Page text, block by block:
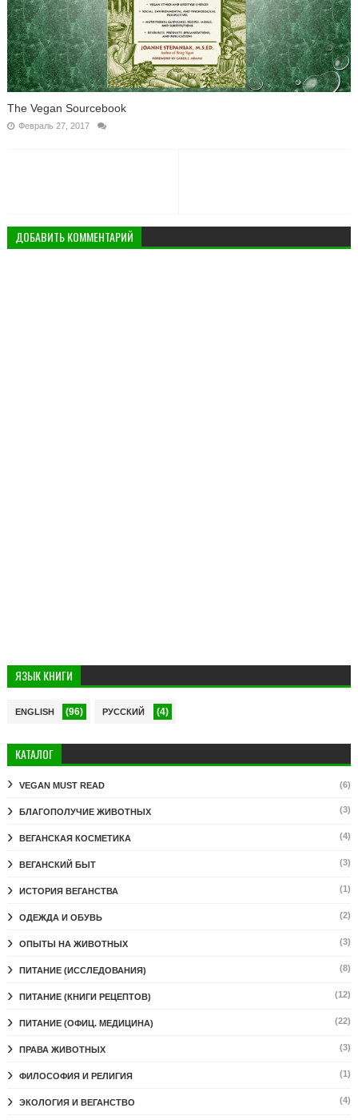
The Vegan Sourcebook
Февраль 27, 2017
ДОБАВИТЬ КОММЕНТАРИЙ
ЯЗЫК КНИГИ
ENGLISH (96) РУССКИЙ (4)
КАТАЛОГ
VEGAN MUST READ (6)
БЛАГОПОЛУЧИЕ ЖИВОТНЫХ (3)
ВЕГАНСКАЯ КОСМЕТИКА (4)
ВЕГАНСКИЙ БЫТ (3)
ИСТОРИЯ ВЕГАНСТВА (1)
ОДЕЖДА И ОБУВЬ (2)
ОПЫТЫ НА ЖИВОТНЫХ (3)
ПИТАНИЕ (ИССЛЕДОВАНИЯ) (8)
ПИТАНИЕ (КНИГИ РЕЦЕПТОВ) (12)
ПИТАНИЕ (ОФИЦ. МЕДИЦИНА) (22)
ПРАВА ЖИВОТНЫХ (3)
ФИЛОСОФИЯ И РЕЛИГИЯ (1)
ЭКОЛОГИЯ И ВЕГАНСТВО (4)